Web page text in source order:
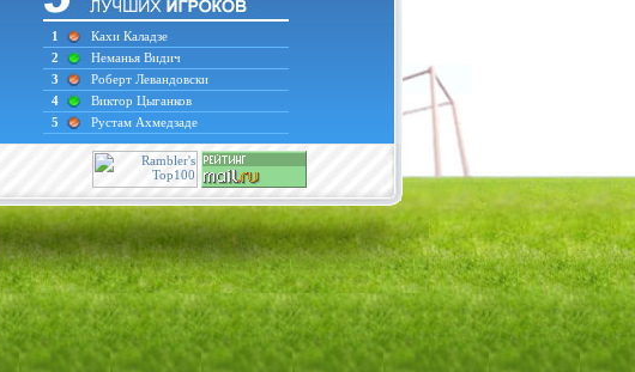
1
Кахи Каладзе
2
Неманья Видич
3
Роберт Левандовски
4
Виктор Цыганков
5
Рустам Ахмедзаде